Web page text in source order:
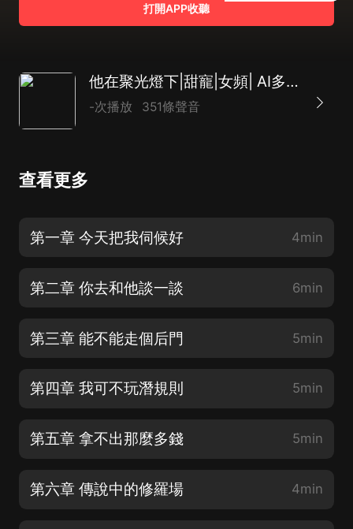
打開APP收聽
他在聚光燈下|甜寵|女頻| AI多播
-次播放 351條聲音
查看更多
第一章 今天把我伺候好 4min
第二章 你去和他談一談 6min
第三章 能不能走個后門 5min
第四章 我可不玩潛規則 5min
第五章 拿不出那麼多錢 5min
第六章 傳說中的修羅場 4min